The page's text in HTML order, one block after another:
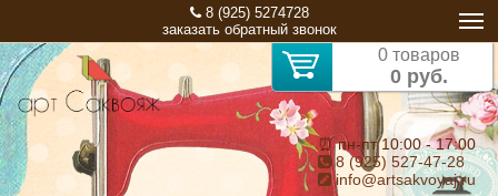
8 (925) 5274728
заказать обратный звонок
0 товаров
0 руб.
⏰ пн-пт 10:00 - 17:00
8 (925) 527-47-28
info@artsakvoyaj.ru